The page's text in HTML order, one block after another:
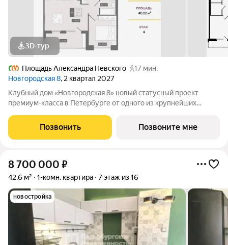
3D-тур
Площадь Александра Невского
17 мин.
Новгородская 8, 2 квартал 2027
Клубный дом «Новгородская 8» новый статусный проект
премиум-класса в Петербурге от одного из крупнейших
Новгородской улице в районе со сложившейся
инфраструктурой, в непосредственной близости
Позвонить Позвоните мне
8 700 000 ₽
42,6 м² 1-комн. квартира 7 этаж из 16
новостройка